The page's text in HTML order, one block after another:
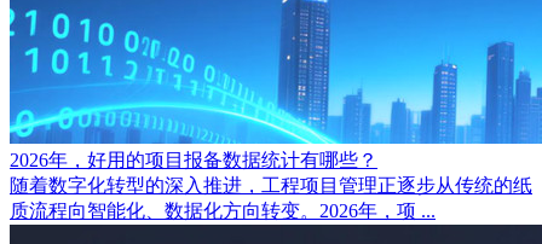
2026年，好用的项目报备数据统计有哪些？
随着数字化转型的深入推进，工程项目管理正逐步从传统的纸
质流程向智能化、数据化方向转变。2026年，项 ...